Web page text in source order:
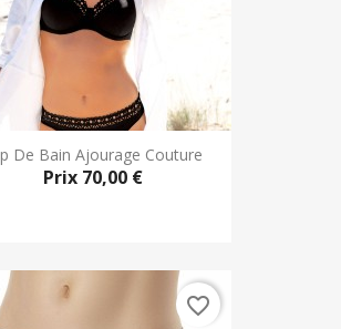
De Bain Ajourage Couture
Prix 70,00 €
favorite_border